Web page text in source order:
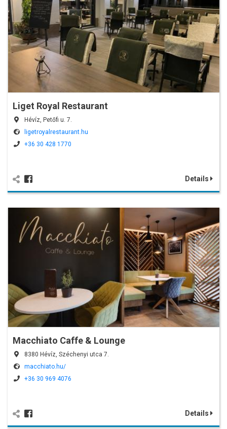
Liget Royal Restaurant
Hévíz, Petőfi u. 7.
ligetroyalrestaurant.hu
+36 30 428 1770
Details
Macchiato Caffe & Lounge
8380 Hévíz, Széchenyi utca 7.
macchiato.hu/
+36 30 969 4076
Details